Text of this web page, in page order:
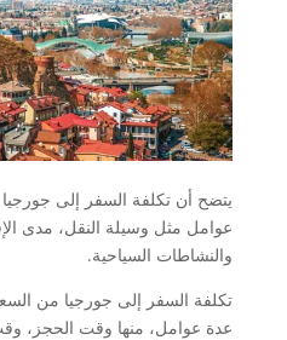
يتضح أن تكلفة السفر إلى
عوامل مثل وسيلة النقل، مدى
والنشاطات السياحية.
تكلفة السفر إلى جورجيا من
عدة عوامل، منها وقت الحجز،